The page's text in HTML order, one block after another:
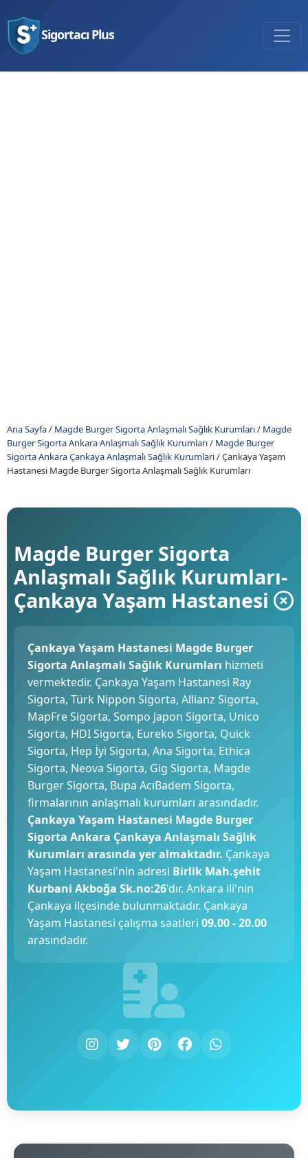
Sigortacı Plus
Ana Sayfa/ Magde Burger Sigorta Anlaşmalı Sağlık Kurumları/ Magde
Burger Sigorta Ankara Anlaşmalı Sağlık Kurumları/ Magde Burger
Sigorta Ankara Çankaya Anlaşmalı Sağlık Kurumları/Çankaya Yaşam
Hastanesi Magde Burger Sigorta Anlaşmalı Sağlık Kurumları
Magde Burger Sigorta
Anlaşmalı Sağlık Kurumları-
Çankaya Yaşam Hastanesi
Çankaya Yaşam Hastanesi Magde Burger
Sigorta Anlaşmalı Sağlık Kurumları hizmeti
vermektedir. Çankaya Yaşam Hastanesi Ray
Sigorta, Türk Nippon Sigorta, Allianz Sigorta,
MapFre Sigorta, Sompo Japon Sigorta, Unico
Sigorta, HDI Sigorta, Eureko Sigorta, Quick
Sigorta, Hep İyi Sigorta, Ana Sigorta, Ethica
Sigorta, Neova Sigorta, Gig Sigorta, Magde
Burger Sigorta, Bupa AcıBadem Sigorta,
firmalarının anlaşmalı kurumları arasındadır.
Çankaya Yaşam Hastanesi Magde Burger
Sigorta Ankara Çankaya Anlaşmalı Sağlık
Kurumları arasında yer almaktadır. Çankaya
Yaşam Hastanesi'nin adresi Birlik Mah.şehit
Kurbani Akboğa Sk.no:26'dır. Ankara ili'nin
Çankaya ilçesinde bulunmaktadır. Çankaya
Yaşam Hastanesi çalışma saatleri 09.00 - 20.00
arasındadır.